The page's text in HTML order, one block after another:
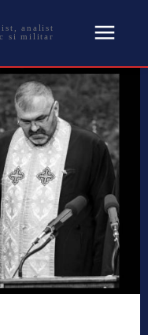
analist
si militar